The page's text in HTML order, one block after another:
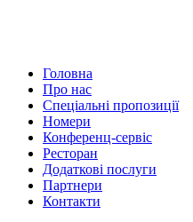
Головна
Про нас
Спеціальні пропозиції
Номери
Конференц-сервіс
Ресторан
Додаткові послуги
Партнери
Контакти